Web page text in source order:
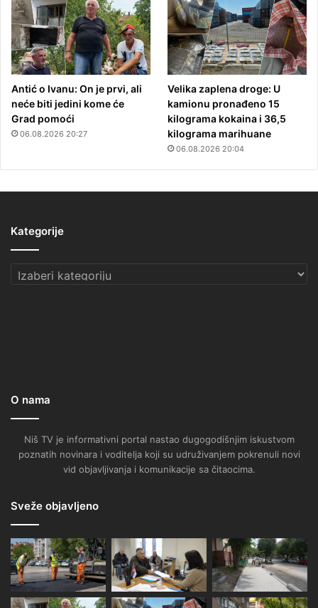
Antić o Ivanu: On je prvi, ali
neće biti jedini kome će
Grad pomoći
06.08.2026 20:27
Velika zaplena droge: U
kamionu pronađeno 15
kilograma kokaina i 36,5
kilograma marihuane
06.08.2026 20:04
Kategorije
Kategorije
O nama
Niš TV je informativni portal nastao dugogodišnjim iskustvom
poznatih novinara i voditelja koji su udruživanjem pokrenuli novi
vid objavljivanja i komunikacije sa čitaocima.
Sveže objavljeno